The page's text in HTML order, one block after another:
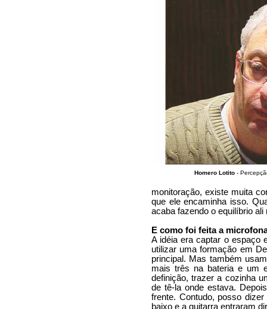
Homero Lotito-
monitoração, existe muita
que ele encaminha isso.
acaba fazendo o equilíbrio
E como foi feita a
A idéia era captar o espaço
utilizar uma formação em
principal. Mas também
mais três na bateria e um
definição, trazer a cozinha
de tê-la onde estava.
frente. Contudo, posso
baixo e a guitarra entraram